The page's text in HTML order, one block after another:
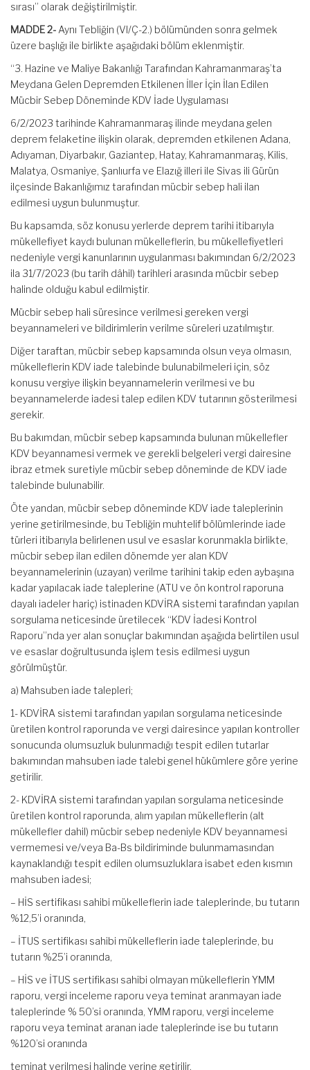
sırası” olarak değiştirilmiştir.
MADDE 2- Aynı Tebliğin (VI/Ç-2.) bölümünden sonra gelmek
üzere başlığı ile birlikte aşağıdaki bölüm eklenmiştir.
“3. Hazine ve Maliye Bakanlığı Tarafından Kahramanmaraş’ta
Meydana Gelen Depremden Etkilenen İller İçin İlan Edilen
Mücbir Sebep Döneminde KDV İade Uygulaması
6/2/2023 tarihinde Kahramanmaraş ilinde meydana gelen
deprem felaketine ilişkin olarak, depremden etkilenen Adana,
Adıyaman, Diyarbakır, Gaziantep, Hatay, Kahramanmaraş, Kilis,
Malatya, Osmaniye, Şanlıurfa ve Elazığ illeri ile Sivas ili Gürün
ilçesinde Bakanlığımız tarafından mücbir sebep hali ilan
edilmesi uygun bulunmuştur.
Bu kapsamda, söz konusu yerlerde deprem tarihi itibarıyla
mükellefiyet kaydı bulunan mükelleflerin, bu mükellefiyetleri
nedeniyle vergi kanunlarının uygulanması bakımından 6/2/2023
ila 31/7/2023 (bu tarih dâhil) tarihleri arasında mücbir sebep
halinde olduğu kabul edilmiştir.
Mücbir sebep hali süresince verilmesi gereken vergi
beyannameleri ve bildirimlerin verilme süreleri uzatılmıştır.
Diğer taraftan, mücbir sebep kapsamında olsun veya olmasın,
mükelleflerin KDV iade talebinde bulunabilmeleri için, söz
konusu vergiye ilişkin beyannamelerin verilmesi ve bu
beyannamelerde iadesi talep edilen KDV tutarının gösterilmesi
gerekir.
Bu bakımdan, mücbir sebep kapsamında bulunan mükellefler
KDV beyannamesi vermek ve gerekli belgeleri vergi dairesine
ibraz etmek suretiyle mücbir sebep döneminde de KDV iade
talebinde bulunabilir.
Öte yandan, mücbir sebep döneminde KDV iade taleplerinin
yerine getirilmesinde, bu Tebliğin muhtelif bölümlerinde iade
türleri itibarıyla belirlenen usul ve esaslar korunmakla birlikte,
mücbir sebep ilan edilen dönemde yer alan KDV
beyannamelerinin (uzayan) verilme tarihini takip eden aybaşına
kadar yapılacak iade taleplerine (ATU ve ön kontrol raporuna
dayalı iadeler hariç) istinaden KDVİRA sistemi tarafından yapılan
sorgulama neticesinde üretilecek “KDV İadesi Kontrol
Raporu”nda yer alan sonuçlar bakımından aşağıda belirtilen usul
ve esaslar doğrultusunda işlem tesis edilmesi uygun
görülmüştür.
a) Mahsuben iade talepleri;
1- KDVİRA sistemi tarafından yapılan sorgulama neticesinde
üretilen kontrol raporunda ve vergi dairesince yapılan kontroller
sonucunda olumsuzluk bulunmadığı tespit edilen tutarlar
bakımından mahsuben iade talebi genel hükümlere göre yerine
getirilir.
2- KDVİRA sistemi tarafından yapılan sorgulama neticesinde
üretilen kontrol raporunda, alım yapılan mükelleflerin (alt
mükellefler dahil) mücbir sebep nedeniyle KDV beyannamesi
vermemesi ve/veya Ba-Bs bildiriminde bulunmamasından
kaynaklandığı tespit edilen olumsuzluklara isabet eden kısmın
mahsuben iadesi;
– HİS sertifikası sahibi mükelleflerin iade taleplerinde, bu tutarın
%12,5’i oranında,
– İTUS sertifikası sahibi mükelleflerin iade taleplerinde, bu
tutarın %25’i oranında,
– HİS ve İTUS sertifikası sahibi olmayan mükelleflerin YMM
raporu, vergi inceleme raporu veya teminat aranmayan iade
taleplerinde % 50’si oranında, YMM raporu, vergi inceleme
raporu veya teminat aranan iade taleplerinde ise bu tutarın
%120’si oranında
teminat verilmesi halinde yerine getirilir.